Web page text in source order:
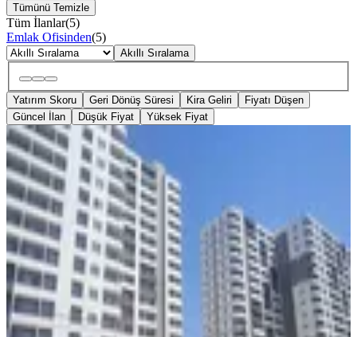
Tümünü Temizle
Tüm İlanlar(5)
Emlak Ofisinden(5)
Akıllı Sıralama
Yatırım Skoru Geri Dönüş Süresi Kira Geliri
Fiyatı Düşen
Güncel İlan
Düşük Fiyat Yüksek Fiyat
SİTE İÇİ
Sezgin Emlak Tan Tarsu Alışveriş
Yanı İlkem Yapı Da Satılık 1+1
Tarsus, Fevzi Çakmak Mahallesi
1+1·55 m² ·7. Kat ·20.07.2026
2.500.000 ₺
sezgin emlakYılmaz Sezgin